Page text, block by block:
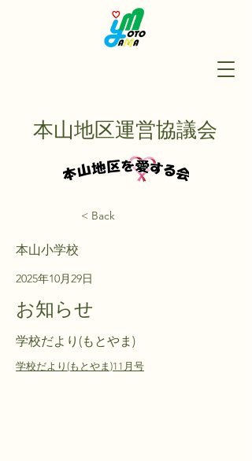
本山地区運営協議会
< Back
本山小学校
2025年10月29日
お知らせ
学校だより(もとやま)
学校だより(もとやま)11月号